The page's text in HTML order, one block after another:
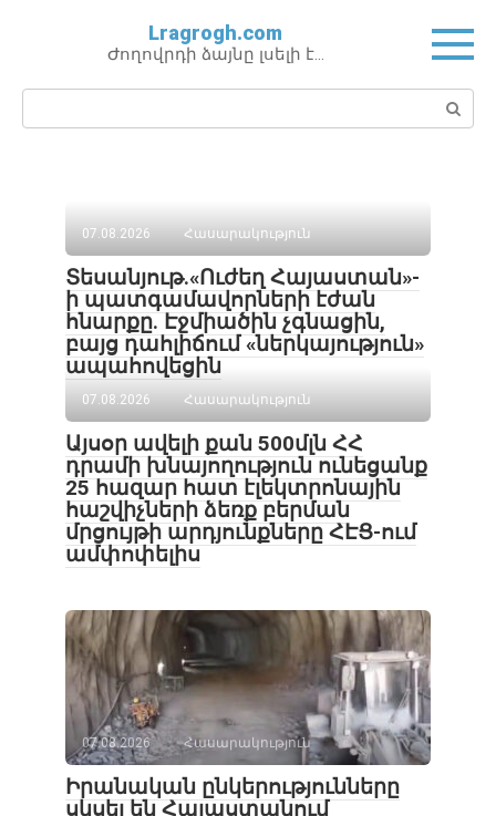
Lragrogh.com
Ժողովրդի ձայնը լսելի է…
Поиск:
07.08.2026 Հասարակություն
Տեսանյութ․«Ուժեղ Հայաստան»-
ի պատգամավորների էժան
հնարքը. Էջմիածին չգնացին,
բայց դահլիճում «ներկայություն»
ապահովեցին
07.08.2026 Հասարակություն
Այսօր ավելի քան 500մլն ՀՀ
դրամի խնայողություն ունեցանք
25 հազար հատ էլեկտրոնային
հաշվիչների ձեռք բերման
մրցույթի արդյունքները ՀԷՑ-ում
ամփոփելիս
07.08.2026 Հասարակություն
Իրանական ընկերությունները
սկսել են Հայաստանում